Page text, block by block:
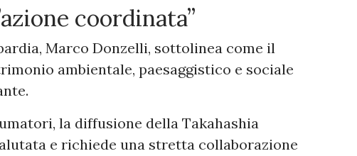
coordinata”
Marco Donzelli, sottolinea come il
ambientale, paesaggistico e sociale
la diffusione della Takahashia
e richiede una stretta collaborazione